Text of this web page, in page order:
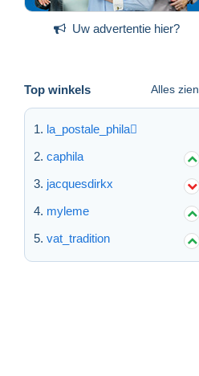
Uw advertentie hier?
Top winkels Alles zien
la_postale_phila
caphila
jacquesdirkx
myleme
vat_tradition